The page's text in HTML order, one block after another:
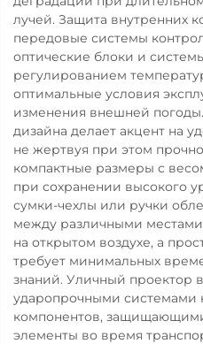
лучей. Защита внутренних
передовые системы
оптические блоки и
регулированием
оптимальные условия
изменения внешней
дизайна делает акцент на
не жертвуя при этом
компактные размеры с
при сохранении высокого
сумки-чехлы или ручки
между различными
на открытом воздухе, а
требует минимальных
знаний. Уличный проектор
ударопрочными системами
компонентов,
элементы во время